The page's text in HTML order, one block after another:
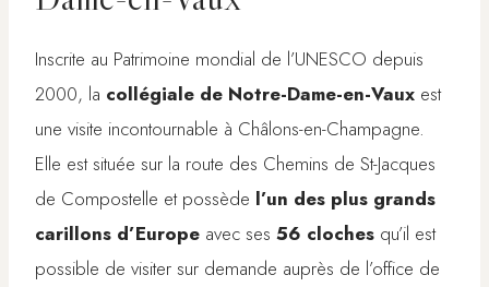
Inscrite au Patrimoine mondial de l’UNESCO depuis
2000, la collégiale de Notre-Dame-en-Vaux est
une visite incontournable à Châlons-en-Champagne.
Elle est située sur la route des Chemins de St-Jacques
de Compostelle et possède l’un des plus grands
carillons d’Europe avec ses 56 cloches qu’il est
possible de visiter sur demande auprès de l’office de